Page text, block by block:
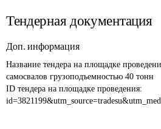
Тендерная документация
Доп. информация
Название тендера на площадке
самосвалов грузоподъемностью 40 тонн
ID тендера на площадке проведения: